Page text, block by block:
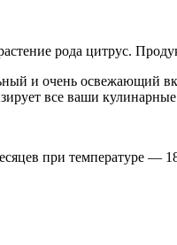
рода цитрус.
и очень освежающий
все ваши
при температуре —